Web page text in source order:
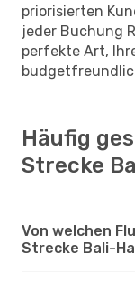
priorisierten
jeder Buchung
perfekte Art,
Häufig
Strecke
Von welchen
Strecke Bali-